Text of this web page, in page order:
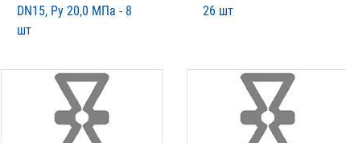
DN15, Ру 20,0 МПа - 8
шт
26 шт